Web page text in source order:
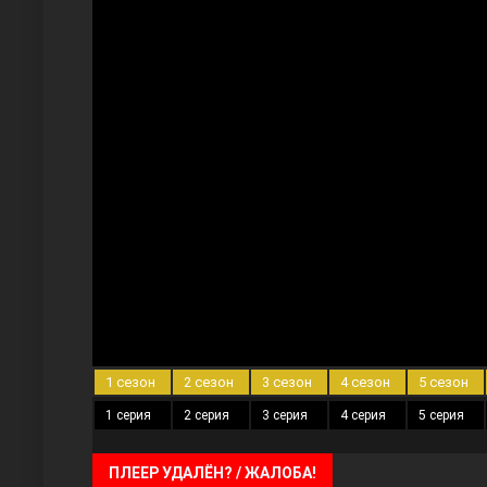
Ветреный холм
1 сезон 2 сезон 3 сезон 4 сезон 5 сезон
1 серия 2 серия 3 серия 4 серия 5 серия
ПЛЕЕР УДАЛЁН? / ЖАЛОБА!